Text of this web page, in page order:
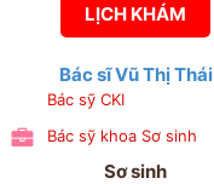
LỊCH KHÁM
Bác sĩ Vũ Thị Thái
Bác sỹ CKI
Bác sỹ khoa Sơ sinh
Sơ sinh